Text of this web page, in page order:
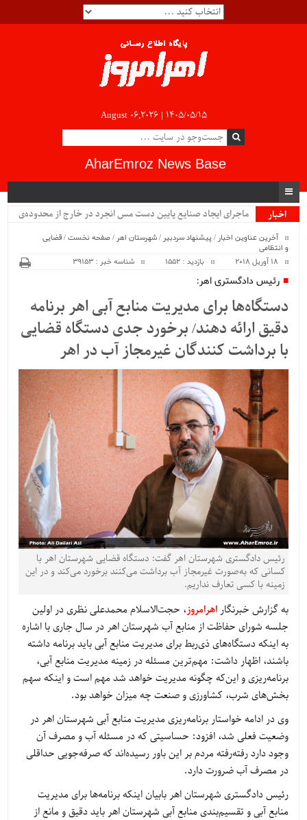
August 06,2026 | ۱۴۰۵/۰۵/۱۵
AharEmroz News Base
اخبار
ماجرای ایجاد صنایع پایین دست مس انجرد در خارج از محدوده‌ی
آخرین عناوین اخبار /پیشنهاد سردبیر /شهرستان اهر /صفحه نخست/قضایی
و انتظامی
بازدید : 1552 شناسه خبر : 39153
رئیس دادگستری اهر:
دستگاه‌ها برای مدیریت منابع آبی اهر برنامه
دقیق ارائه دهند/ برخورد جدی دستگاه قضایی
با برداشت کنندگان غیرمجاز آب در اهر
رئیس دادگستری شهرستان اهر گفت: دستگاه قضایی شهرستان اهر با
کسانی که به‌صورت غیرمجاز آب برداشت می‌کنند برخورد می‌کند و در این
زمینه با کسی تعارف نداریم.
به گزارش خبرنگاراهرامروز، حجت‌الاسلام محمدعلی نظری در اولین
جلسه شورای حفاظت از منابع آب شهرستان اهر در سال جاری با اشاره
به اینکه دستگاه‌های ذی‌ربط برای مدیریت منابع آبی باید برنامه داشته
باشند، اظهار داشت: مهم‌ترین مسئله در زمینه مدیریت منابع آبی،
برنامه‌ریزی و این‌که چگونه مدیریت خواهد شد مهم است و اینکه سهم
بخش‌های شرب، کشاورزی و صنعت چه میزان خواهد بود.
وی در ادامه خواستار برنامه‌ریزی مدیریت منابع آبی شهرستان اهر در
وضعیت فعلی شد، افزود: حساسیتی که در مسئله آب و مصرف آن
وجود دارد رفته‌رفته مردم بر این باور رسیده‌اند که صرفه‌جویی حداقلی
در مصرف آب ضرورت دارد.
رئیس دادگستری شهرستان اهر بابیان اینکه برنامه‌ها برای مدیریت
منابع آبی و تقسیم‌بندی منابع آبی شهرستان اهر باید دقیق و مانع از